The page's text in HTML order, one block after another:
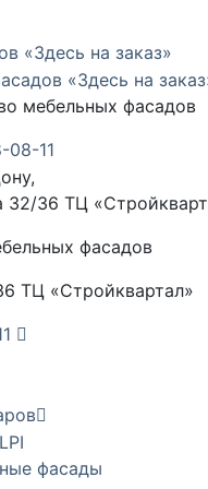
мебельных фасадов
08-11
32/36 ТЦ
фасадов
ТЦ «Стройквартал»
фасады